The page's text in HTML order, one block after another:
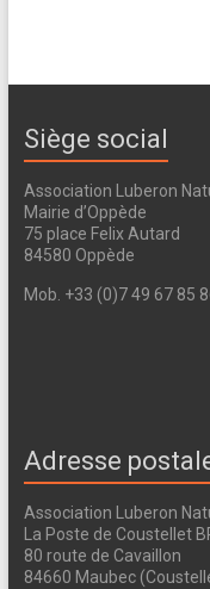
Siège social
Association Luberon
Mairie d’Oppède
75 place Felix Autard
84580 Oppède
Mob. +33 (0)7 49 67 85
Adresse
Association Luberon
La Poste de Coustellet
80 route de Cavaillon
84660 Maubec